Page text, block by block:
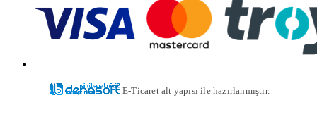
E-Ticaret alt yapısı ile hazırlanmıştır.